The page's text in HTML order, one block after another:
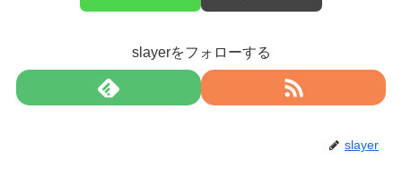
slayerをフォローする
slayer